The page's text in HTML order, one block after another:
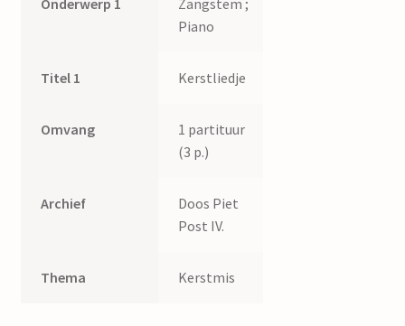
Piano
Titel 1 Kerstliedje
Omvang
1 partituur
(3 p.)
Archief
Doos Piet
Post IV.
Thema Kerstmis